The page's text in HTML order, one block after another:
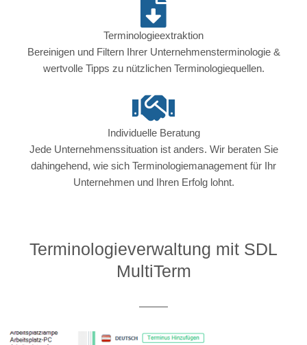
Terminologieextraktion
Bereinigen und Filtern Ihrer Unternehmensterminologie &
wertvolle Tipps zu nützlichen Terminologiequellen.
Individuelle Beratung
Jede Unternehmenssituation ist anders. Wir beraten Sie
dahingehend, wie sich Terminologiemanagement für Ihr
Unternehmen und Ihren Erfolg lohnt.
Terminologieverwaltung mit SDL
MultiTerm